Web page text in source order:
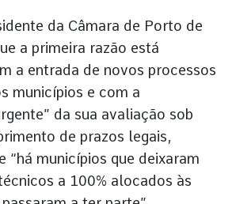
da Câmara de Porto de
a primeira razão está
a entrada de novos processos
municípios e com a
da sua avaliação sob
de prazos legais,
“há municípios que deixaram
a 100% alocados às